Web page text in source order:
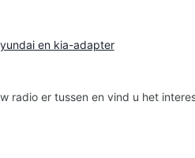
en kia-adapter
radio er tussen en vind u het